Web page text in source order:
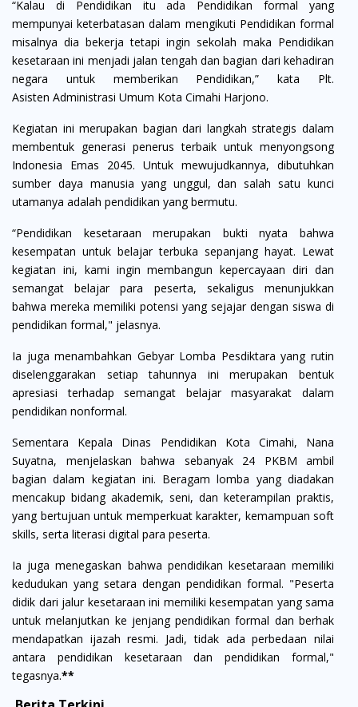
“Kalau di Pendidikan itu ada Pendidikan formal yang
mempunyai keterbatasan dalam mengikuti Pendidikan formal
misalnya dia bekerja tetapi ingin sekolah maka Pendidikan
kesetaraan ini menjadi jalan tengah dan bagian dari kehadiran
negara untuk memberikan Pendidikan,” kata Plt.
Asisten Administrasi Umum Kota Cimahi Harjono.
Kegiatan ini merupakan bagian dari langkah strategis dalam
membentuk generasi penerus terbaik untuk menyongsong
Indonesia Emas 2045. Untuk mewujudkannya, dibutuhkan
sumber daya manusia yang unggul, dan salah satu kunci
utamanya adalah pendidikan yang bermutu.
“Pendidikan kesetaraan merupakan bukti nyata bahwa
kesempatan untuk belajar terbuka sepanjang hayat. Lewat
kegiatan ini, kami ingin membangun kepercayaan diri dan
semangat belajar para peserta, sekaligus menunjukkan
bahwa mereka memiliki potensi yang sejajar dengan siswa di
pendidikan formal," jelasnya.
Ia juga menambahkan Gebyar Lomba Pesdiktara yang rutin
diselenggarakan setiap tahunnya ini merupakan bentuk
apresiasi terhadap semangat belajar masyarakat dalam
pendidikan nonformal.
Sementara Kepala Dinas Pendidikan Kota Cimahi, Nana
Suyatna, menjelaskan bahwa sebanyak 24 PKBM ambil
bagian dalam kegiatan ini. Beragam lomba yang diadakan
mencakup bidang akademik, seni, dan keterampilan praktis,
yang bertujuan untuk memperkuat karakter, kemampuan soft
skills, serta literasi digital para peserta.
Ia juga menegaskan bahwa pendidikan kesetaraan memiliki
kedudukan yang setara dengan pendidikan formal. "Peserta
didik dari jalur kesetaraan ini memiliki kesempatan yang sama
untuk melanjutkan ke jenjang pendidikan formal dan berhak
mendapatkan ijazah resmi. Jadi, tidak ada perbedaan nilai
antara pendidikan kesetaraan dan pendidikan formal,"
tegasnya.**